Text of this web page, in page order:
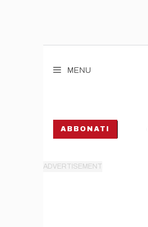
MENU
ABBONATI